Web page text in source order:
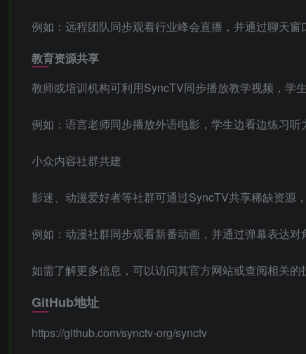
例如：远程团队同步观看行业峰会直播，并通过聊天窗
教育资源共享
教师或培训机构可利用SyncTV同步播放教学视频，学
例如：语言老师同步播放外语电影，学生边看边练习听
小众内容社群共建
影迷、动漫爱好者等社群可通过SyncTV共享稀缺资源
例如：动漫社群同步观看新番动画，并通过弹幕表达对
如需了解更多信息，可以访问其官方网站或查阅相关的
GitHub地址
https://github.com/synctv-org/synctv